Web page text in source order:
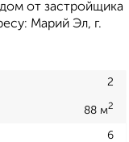
от застройщика
Марий Эл, г.
2
88 м2
6